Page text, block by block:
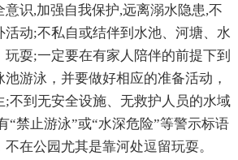
意识,加强自我保护,远离溺水隐患,不
活动;不私自或结伴到水池、河塘、水
玩耍;一定要在有家人陪伴的前提下到
游泳，并要做好相应的准备活动，
;不到无安全设施、无救护人员的水域
“禁止游泳”或“水深危险”等警示标语
在公园尤其是靠河处逗留玩耍。